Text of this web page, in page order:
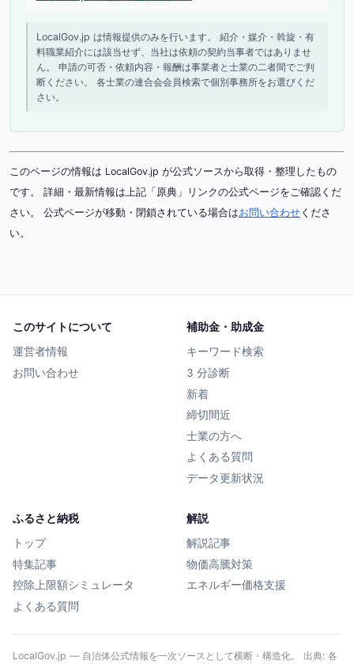
LocalGov.jp は情報提供のみを行います。 紹介・媒介・斡旋・有
料職業紹介には該当せず、当社は依頼の契約当事者ではありませ
ん。 申請の可否・依頼内容・報酬は事業者と士業の二者間でご判
断ください。 各士業の連合会会員検索で個別事務所をお選びくだ
さい。
このページの情報は LocalGov.jp が公式ソースから取得・整理したもの
です。 詳細・最新情報は上記「原典」リンクの公式ページをご確認くだ
さい。 公式ページが移動・閉鎖されている場合はお問い合わせ くださ
い。
このサイトについて
運営者情報
お問い合わせ
補助金・助成金
キーワード検索
3 分診断
新着
締切間近
士業の方へ
よくある質問
データ更新状況
ふるさと納税
トップ
特集記事
控除上限額シミュレータ
よくある質問
解説
解説記事
物価高騰対策
エネルギー価格支援
LocalGov.jp — 自治体公式情報を一次ソースとして横断・構造化。 出典: 各